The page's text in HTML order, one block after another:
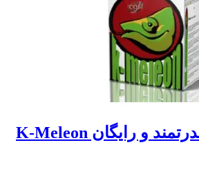
دانلود مرورگر قدرتمند و رایگان K-Meleon